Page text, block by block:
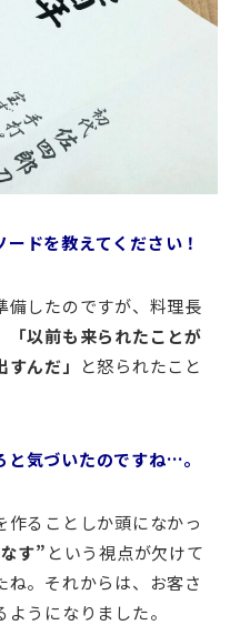
ドを教えてください！
備したのですが、料理長
「以前も来られたことが
んだ」
と怒られたこと
気づいたのですね…。
ることしか頭になかっ
す” という視点が欠けて
ね。それからは、お客さ
うになりました。